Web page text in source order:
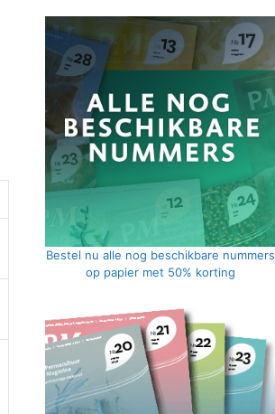
Bestel nu alle nog beschikbare nummers
op papier met 50% korting